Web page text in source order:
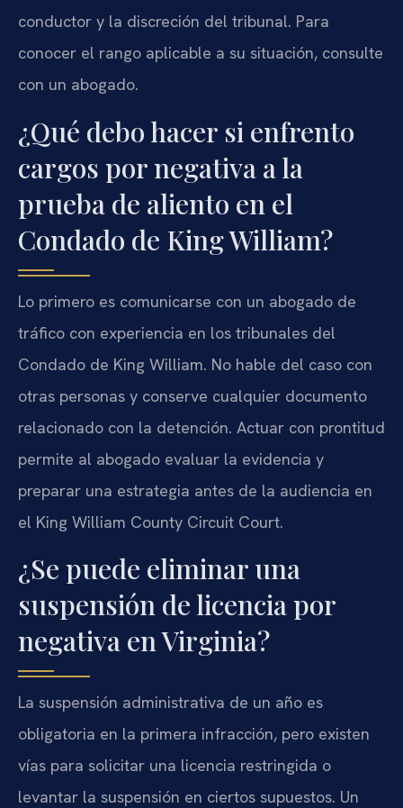
conductor y la discreción del tribunal. Para
conocer el rango aplicable a su situación, consulte
con un abogado.
¿Qué debo hacer si enfrento
cargos por negativa a la
prueba de aliento en el
Condado de King William?
Lo primero es comunicarse con un abogado de
tráfico con experiencia en los tribunales del
Condado de King William. No hable del caso con
otras personas y conserve cualquier documento
relacionado con la detención. Actuar con prontitud
permite al abogado evaluar la evidencia y
preparar una estrategia antes de la audiencia en
el King William County Circuit Court.
¿Se puede eliminar una
suspensión de licencia por
negativa en Virginia?
La suspensión administrativa de un año es
obligatoria en la primera infracción, pero existen
vías para solicitar una licencia restringida o
levantar la suspensión en ciertos supuestos. Un